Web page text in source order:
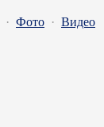
· Фото · Видео